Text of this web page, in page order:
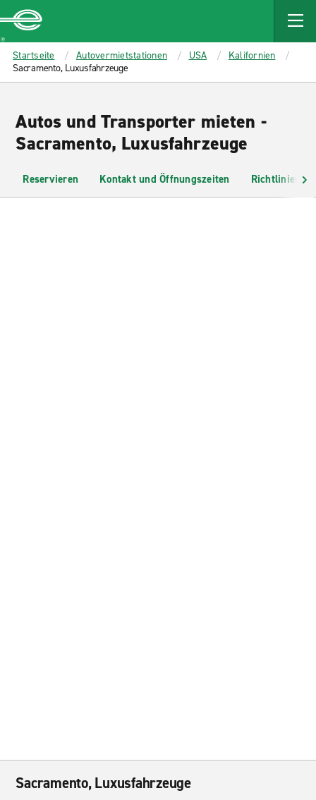
MAIN
CONTENT
Enterprise
Startseite Autovermietstationen USA
Kalifornien
Sacramento, Luxusfahrzeuge
Autos und Transporter mieten -
Sacramento, Luxusfahrzeuge
Reservieren Kontakt und Öffnungszeiten Richtlinien
Sacramento, Luxusfahrzeuge